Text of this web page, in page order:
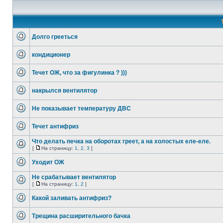
Долго грееться
кондиционер
Течет ОЖ, что за фигулинка ? )))
накрылся вентилятор
Не показывает температуру ДВС
Течет антифриз
Что делать печка на оборотах греет, а на холостых еле-еле.
[ На страницу: 1 2 3 ]
Уходит ОЖ
Не срабатывает вентилятор
[ На страницу: 1 2 ]
Какой заливать антифриз?
Трещина расширительного бачка